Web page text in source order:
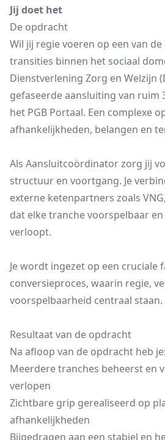
Jij doet het
De opdracht
Wil jij regie voeren op een van
transities binnen het sociaal
Dienstverlening Zorg en Welzijn
gefaseerde aansluiting van ruim
het PGB Portaal. Een complexe
afhankelijkheden, belangen en
Als Aansluitcoördinator zorg jij
structuur en voortgang. Je
externe ketenpartners zoals
dat elke tranche voorspelbaar
verloopt.
Je wordt ingezet op een cruciale
conversieproces, waarin regie,
voorspelbaarheid centraal staan.
Resultaat van de opdracht
Na afloop van de opdracht heb je:
Meerdere tranches beheerst en
verlopen
Zichtbare grip gerealiseerd op
afhankelijkheden
Bijgedragen aan een stabiel en